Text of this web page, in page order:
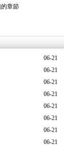
的章節
06-21
06-21
06-21
06-21
06-21
06-21
06-21
06-21